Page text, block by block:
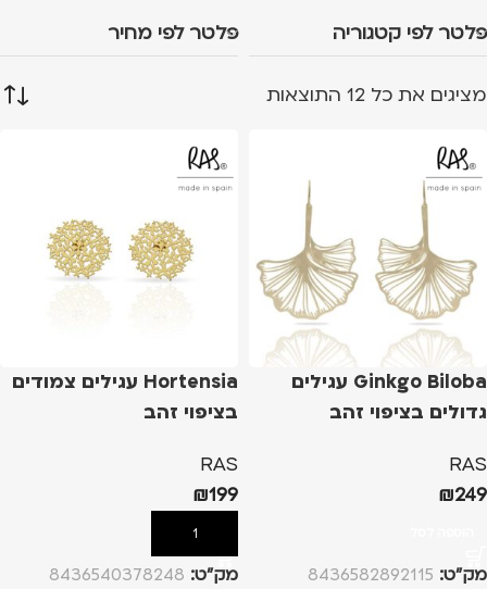
פלטר לפי קטגוריה פלטר לפי מחיר
מציגים את כל ⁦12⁩ התוצאות
Ginkgo Biloba עגילים
גדולים בציפוי זהב
RAS
₪249
מק”ט: 8436582892115
Hortensia עגילים צמודים
בציפוי זהב
RAS
₪199
הוספה לסל
מק”ט: 8436540378248